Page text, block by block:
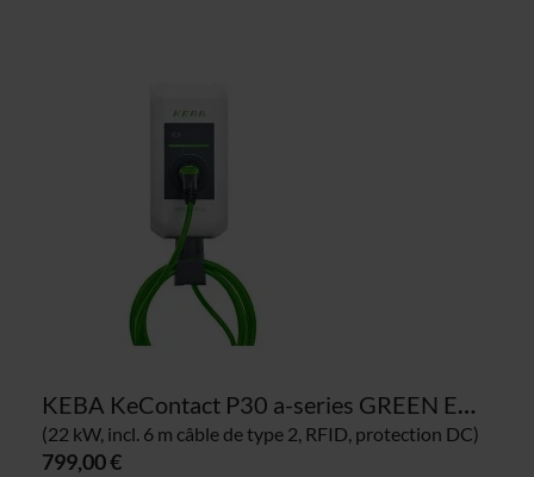
KEBA KeContact P30 a-series GREEN EDITION 122.120 borne de recharge
(22 kW, incl. 6 m câble de type 2, RFID, protection DC)
799,00 €